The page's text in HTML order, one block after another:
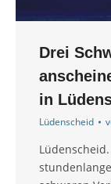
Drei
in
Lüdenscheid